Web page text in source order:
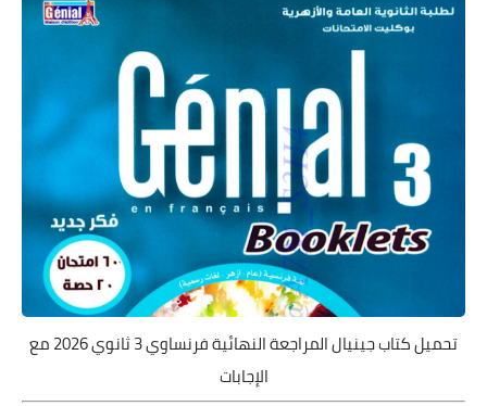
تحميل كتاب جينيال المراجعة النهائية فرنساوي 3 ثانوي 2026 مع
الإجابات